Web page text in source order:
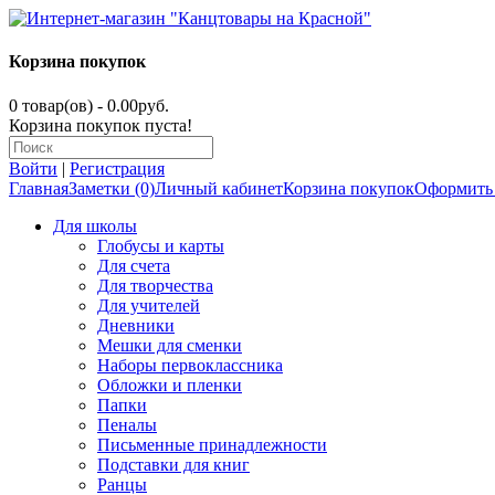
Корзина покупок
0 товар(ов) - 0.00руб.
Корзина покупок пуста!
Войти | Регистрация
ГлавнаяЗаметки (0)Личный кабинетКорзина покупокОформить
Для школы
Глобусы и карты
Для счета
Для творчества
Для учителей
Дневники
Мешки для сменки
Наборы первоклассника
Обложки и пленки
Папки
Пеналы
Письменные принадлежности
Подставки для книг
Ранцы